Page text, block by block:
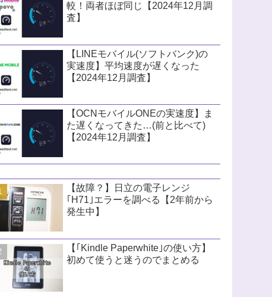
較！両者ほぼ同じ【2024年12月調
査】
【LINEモバイル(ソフトバンク)の
実速度】平均速度が遅くなった
【2024年12月調査】
【OCNモバイルONEの実速度】ま
た遅くなってきた…(前と比べて)
【2024年12月調査】
【故障？】日立の電子レンジ
｢H71｣エラーを調べる【2年前から
発生中】
【｢Kindle Paperwhite｣の使い方】
初めて使うと迷うのでまとめる